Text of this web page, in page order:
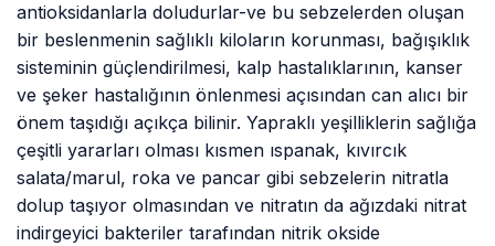
antioksidanlarla doludurlar-ve bu sebzelerden oluşan
bir beslenmenin sağlıklı kiloların korunması, bağışıklık
sisteminin güçlendirilmesi, kalp hastalıklarının, kanser
ve şeker hastalığının önlenmesi açısından can alıcı bir
önem taşıdığı açıkça bilinir. Yapraklı yeşilliklerin sağlığa
çeşitli yararları olması kısmen ıspanak, kıvırcık
salata/marul, roka ve pancar gibi sebzelerin nitratla
dolup taşıyor olmasından ve nitratın da ağızdaki nitrat
indirgeyici bakteriler tarafından nitrik okside